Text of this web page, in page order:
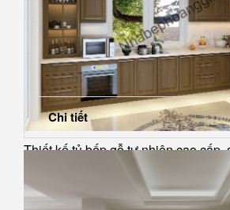
Thiết kế tủ bếp gỗ tự nhiên cao cấp,
Chi tiết